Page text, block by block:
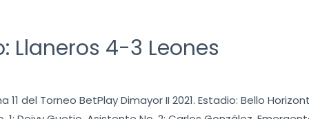
Llaneros 4-3 Leones
11 del Torneo BetPlay Dimayor II 2021. Estadio: Bello